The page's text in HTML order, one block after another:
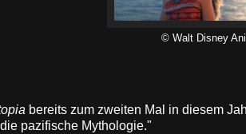
© Walt Disney
bereits zum zweiten Mal in diesem
pazifische Mythologie."